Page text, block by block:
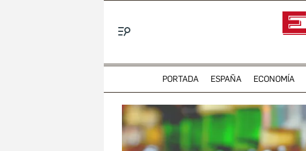
PORTADA ESPAÑA ECONOMÍA